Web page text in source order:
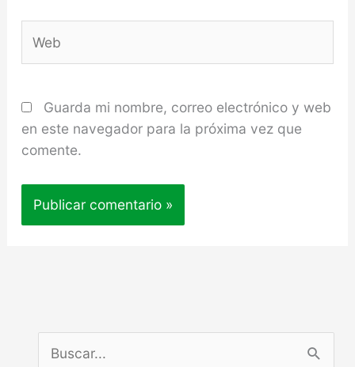
Guarda mi nombre, correo electrónico y web
en este navegador para la próxima vez que
comente.